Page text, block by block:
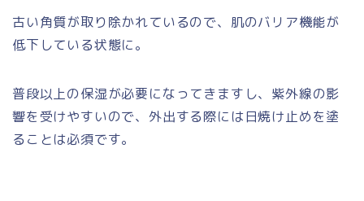
古い角質が取り除かれているので、肌のバリア機能が
低下している状態に。
普段以上の保湿が必要になってきますし、紫外線の影
響を受けやすいので、外出する際には日焼け止めを塗
ることは必須です。